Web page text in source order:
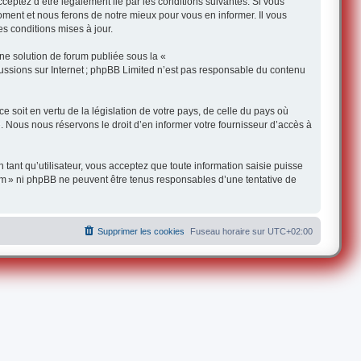
et nous ferons de notre mieux pour vous en informer. Il vous
conditions mises à jour.
solution de forum publiée sous la «
sur Internet ; phpBB Limited n’est pas responsable du contenu
soit en vertu de la législation de votre pays, de celle du pays où
nous réservons le droit d’en informer votre fournisseur d’accès à
qu’utilisateur, vous acceptez que toute information saisie puisse
ni phpBB ne peuvent être tenus responsables d’une tentative de
Fuseau horaire sur UTC+02:00
Supprimer les cookies